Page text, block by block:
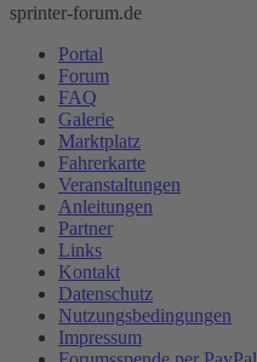
sprinter-forum.de
Portal
Forum
FAQ
Galerie
Marktplatz
Fahrerkarte
Veranstaltungen
Anleitungen
Partner
Links
Kontakt
Datenschutz
Nutzungsbedingungen
Impressum